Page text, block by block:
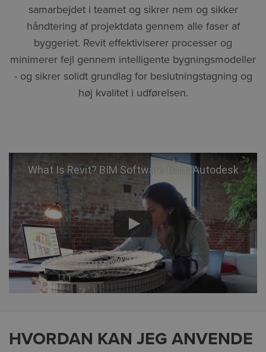
samarbejdet i teamet og sikrer nem og sikker
håndtering af projektdata gennem alle faser af
byggeriet. Revit effektiviserer processer og
minimerer fejl gennem intelligente bygningsmodeller
- og sikrer solidt grundlag for beslutningstagning og
høj kvalitet i udførelsen.
What Is Revit? BIM Software from Autodesk
HVORDAN KAN JEG ANVENDE